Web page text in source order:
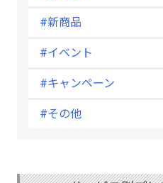
#新商品
#イベント
#キャンペーン
#その他